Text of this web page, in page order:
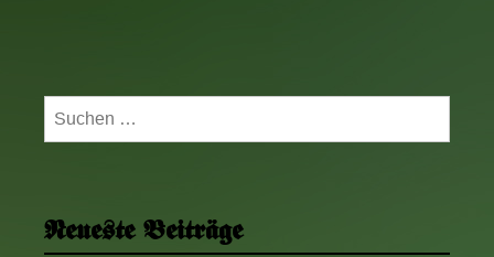
a
n
Suchen
Neueste Beiträge